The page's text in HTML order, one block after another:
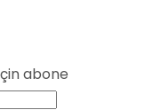
abone